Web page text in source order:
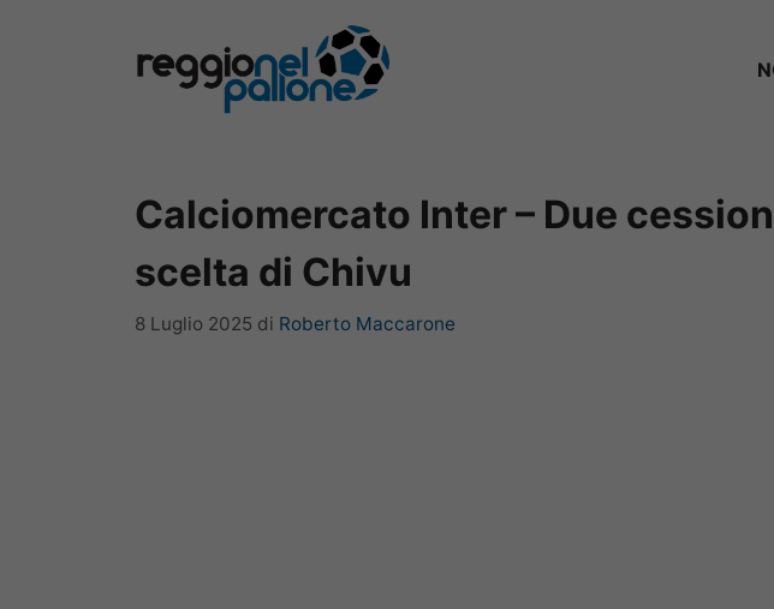
Calciomercato Inter – Due
scelta di Chivu
8 Luglio 2025 di Roberto Maccarone